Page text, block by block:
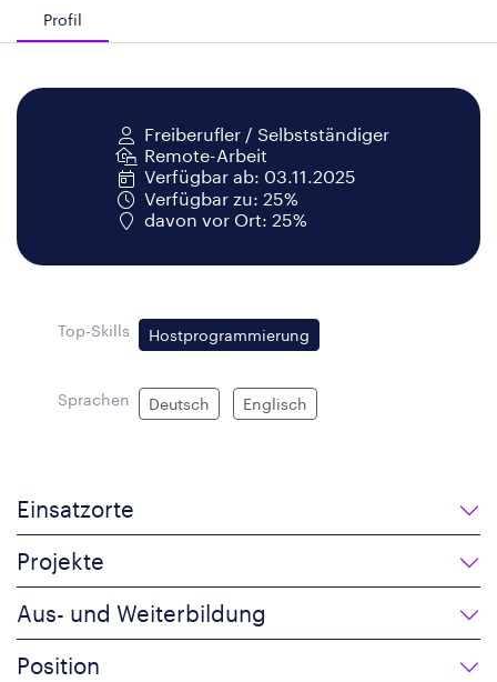
Profil
Freiberufler / Selbstständiger
Remote-Arbeit
Verfügbar ab: 03.11.2025
Verfügbar zu: 25%
davon vor Ort: 25%
Top-Skills Hostprogrammierung
Sprachen Deutsch Englisch
Einsatzorte
Projekte
Aus- und Weiterbildung
Position